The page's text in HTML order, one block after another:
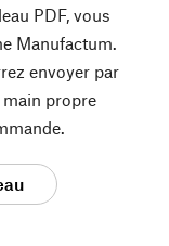
PDF, vous
Manufactum.
envoyer par
propre